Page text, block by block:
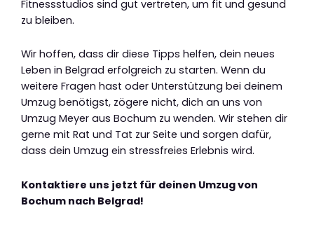
Fitnessstudios sind gut vertreten, um fit und gesund
zu bleiben.
Wir hoffen, dass dir diese Tipps helfen, dein neues
Leben in Belgrad erfolgreich zu starten. Wenn du
weitere Fragen hast oder Unterstützung bei deinem
Umzug benötigst, zögere nicht, dich an uns von
Umzug Meyer aus Bochum zu wenden. Wir stehen dir
gerne mit Rat und Tat zur Seite und sorgen dafür,
dass dein Umzug ein stressfreies Erlebnis wird.
Kontaktiere uns jetzt für deinen Umzug von
Bochum nach Belgrad!